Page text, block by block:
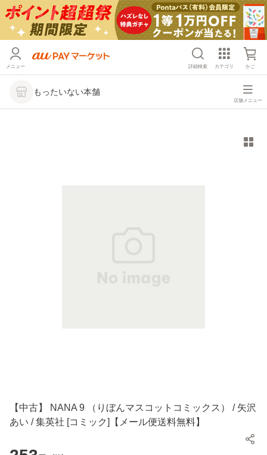
メニュー 詳細検索 カテゴリ かご
もったいない本舗
店舗メニュー
【中古】 NANA 9 （りぼんマスコットコミックス） / 矢沢
あい / 集英社 [コミック]【メール便送料無料】